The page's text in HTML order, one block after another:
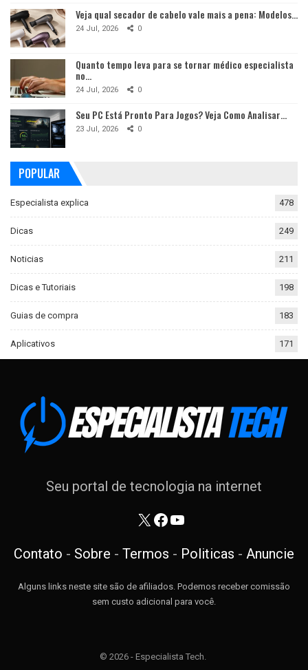
Veja qual secador de cabelo vale mais a pena: Modelos…
24 Jul, 2026 0
Quanto tempo leva para se tornar médico especialista
no…
24 Jul, 2026 0
Seu PC Está Pronto Para Jogos? Veja Como Analisar…
23 Jul, 2026 0
POPULAR
Especialista explica 478
Dicas 249
Noticias 211
Dicas e Tutoriais 198
Guias de compra 183
Aplicativos 171
Seu portal de tecnologia na internet
X Facebook
Youtube
Contato - Sobre - Termos - Politicas - Anuncie
Alguns links neste site são de afiliados. Podemos receber comissão
sem custo adicional para você.
© 2026 - Especialista Tech.